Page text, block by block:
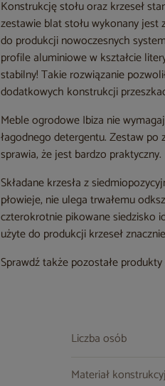
Konstrukcję stołu oraz krzeseł
zestawie blat stołu wykonany
do produkcji nowoczesnych
profile aluminiowe w kształcie
stabilny! Takie rozwiązanie
dodatkowych konstrukcji
Meble ogrodowe Ibiza nie
łagodnego detergentu. Zestaw
sprawia, że jest bardzo praktyczny.
Składane krzesła z
płowieje, nie ulega trwałemu
czterokrotnie pikowane siedzisko
użyte do produkcji krzeseł
Sprawdź także pozostałe
Liczba osób
Materiał